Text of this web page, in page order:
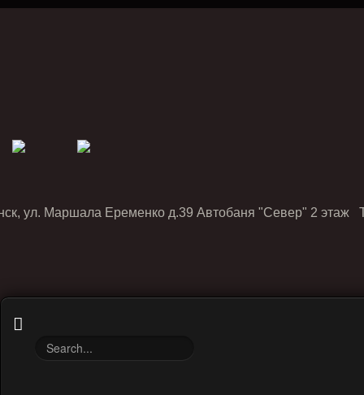
ул. Маршала Еременко д.39 Автобаня "Север" 2 этаж